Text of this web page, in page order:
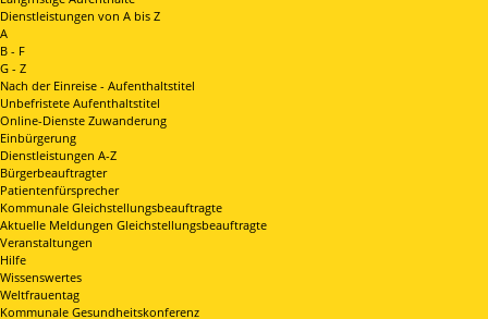
Dienstleistungen von A bis Z
A
B - F
G - Z
Nach der Einreise - Aufenthaltstitel
Unbefristete Aufenthaltstitel
Online-Dienste Zuwanderung
Einbürgerung
Dienstleistungen A-Z
Bürgerbeauftragter
Patientenfürsprecher
Kommunale Gleichstellungsbeauftragte
Aktuelle Meldungen Gleichstellungsbeauftragte
Veranstaltungen
Hilfe
Wissenswertes
Weltfrauentag
Kommunale Gesundheitskonferenz